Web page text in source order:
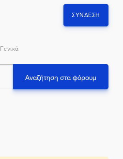
ΣΎΝΔΕΣΗ
Γενικά
Αναζήτηση στα φόρουμ